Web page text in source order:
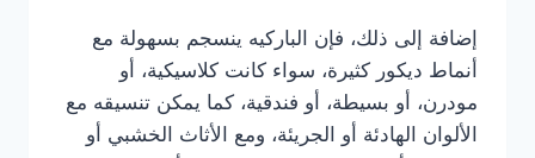
إضافة إلى ذلك، فإن الباركيه ينسجم بسهولة مع
أنماط ديكور كثيرة، سواء كانت كلاسيكية، أو
مودرن، أو بسيطة، أو فندقية، كما يمكن تنسيقه مع
الألوان الهادئة أو الجريئة، ومع الأثاث الخشبي أو